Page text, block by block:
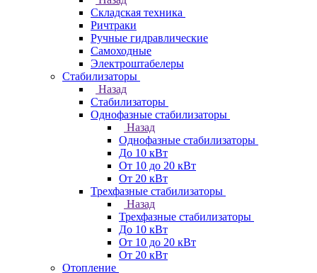
Складская техника
Ричтраки
Ручные гидравлические
Самоходные
Электроштабелеры
Стабилизаторы
Назад
Стабилизаторы
Однофазные стабилизаторы
Назад
Однофазные стабилизаторы
До 10 кВт
От 10 до 20 кВт
От 20 кВт
Трехфазные стабилизаторы
Назад
Трехфазные стабилизаторы
До 10 кВт
От 10 до 20 кВт
От 20 кВт
Отопление